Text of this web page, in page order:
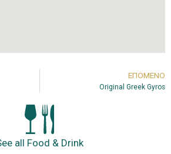
ΕΠΌΜΕΝΟ
Original Greek Gyros
all Food & Drink